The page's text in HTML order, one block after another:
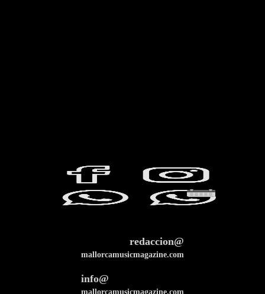
redaccion@
mallorcamusicmagazine.com
info@
mallorcamusicmagazine.com